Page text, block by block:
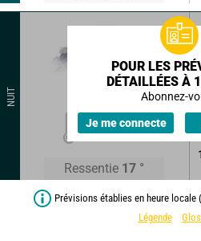
NUIT
17°
Ressentie 17 °
POUR LES
DÉTAILLÉES À
Abonnez-
Je me connecte
Prévisions établies en heure locale
Légende